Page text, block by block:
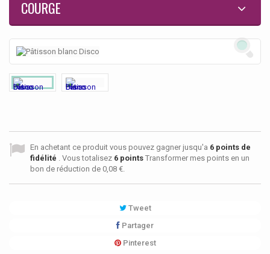
COURGE
En achetant ce produit vous pouvez gagner jusqu'a 6 points de
fidélité
. Vous totalisez 6 points Transformer mes points en un
bon de réduction de 0,08 €
Tweet
Partager
Pinterest